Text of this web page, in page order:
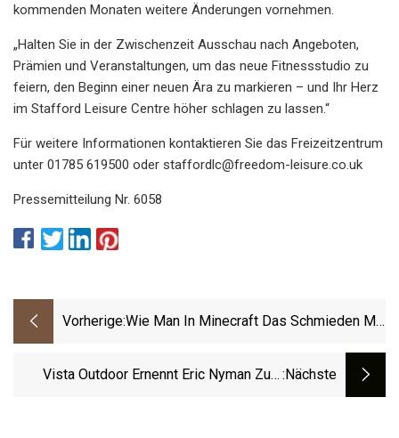
kommenden Monaten weitere Änderungen vornehmen.
„Halten Sie in der Zwischenzeit Ausschau nach Angeboten,
Prämien und Veranstaltungen, um das neue Fitnessstudio zu
feiern, den Beginn einer neuen Ära zu markieren – und Ihr Herz
im Stafford Leisure Centre höher schlagen zu lassen.“
Für weitere Informationen kontaktieren Sie das Freizeitzentrum
unter 01785 619500 oder staffordlc@freedom-leisure.co.uk
Pressemitteilung Nr. 6058
Vorherige:Wie Man In Minecraft Das Schmieden Mit
Vista Outdoor Ernennt Eric Nyman Zum :nächste